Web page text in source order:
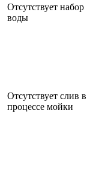
Отсутствует набор
воды
Отсутствует слив в
процессе мойки